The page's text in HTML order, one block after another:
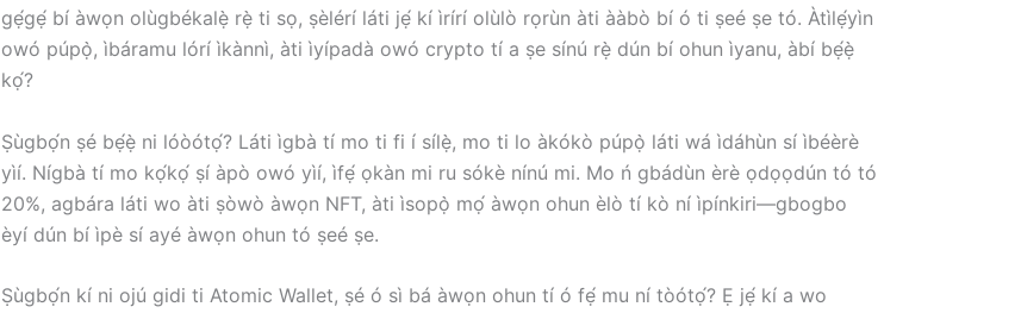
gẹ́gẹ́ bí àwọn olùgbékalẹ̀ rẹ̀ ti sọ, ṣèlérí láti jẹ́ kí ìrírí olùlò rọrùn àti ààbò bí ó ti ṣeé ṣe tó. Àtìlẹ́yìn
owó púpọ̀, ìbáramu lórí ìkànnì, àti ìyípadà owó crypto tí a ṣe sínú rẹ̀ dún bí ohun ìyanu, àbí bẹ́ẹ̀
kọ́?
Ṣùgbọ́n ṣé bẹ́ẹ̀ ni lóòótọ́? Láti ìgbà tí mo ti fi í sílẹ̀, mo ti lo àkókò púpọ̀ láti wá ìdáhùn sí ìbéèrè
yìí. Nígbà tí mo kọ́kọ́ ṣí àpò owó yìí, ìfẹ́ ọkàn mi ru sókè nínú mi. Mo ń gbádùn èrè ọdọọdún tó tó
20%, agbára láti wo àti ṣòwò àwọn NFT, àti ìsopọ̀ mọ́ àwọn ohun èlò tí kò ní ìpínkiri—gbogbo
èyí dún bí ìpè sí ayé àwọn ohun tó ṣeé ṣe.
Ṣùgbọ́n kí ni ojú gidi ti Atomic Wallet, ṣé ó sì bá àwọn ohun tí ó fẹ́ mu ní tòótọ́? Ẹ jẹ́ kí a wo